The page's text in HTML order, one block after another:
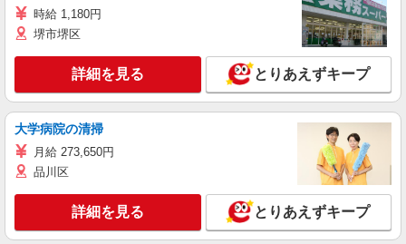
時給 1,180円
堺市堺区
詳細を見る とりあえずキープ
大学病院の清掃
月給 273,650円
品川区
詳細を見る とりあえずキープ